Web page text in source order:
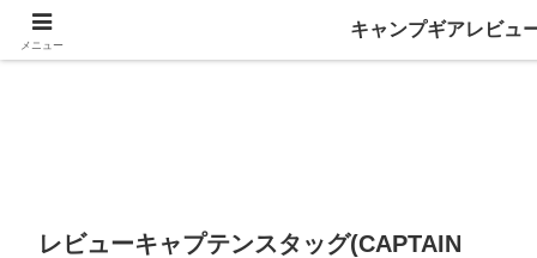
レビューキャプテンスタッグ(CAPTAIN
メニュー
キャンプギアレビュ